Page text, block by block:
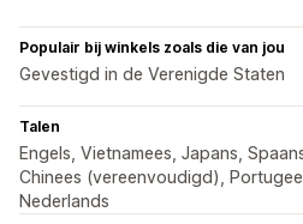
Populair bij winkels zoals die van jou
Gevestigd in de Verenigde Staten
Talen
Engels, Vietnamees, Japans,
Chinees (vereenvoudigd),
Nederlands